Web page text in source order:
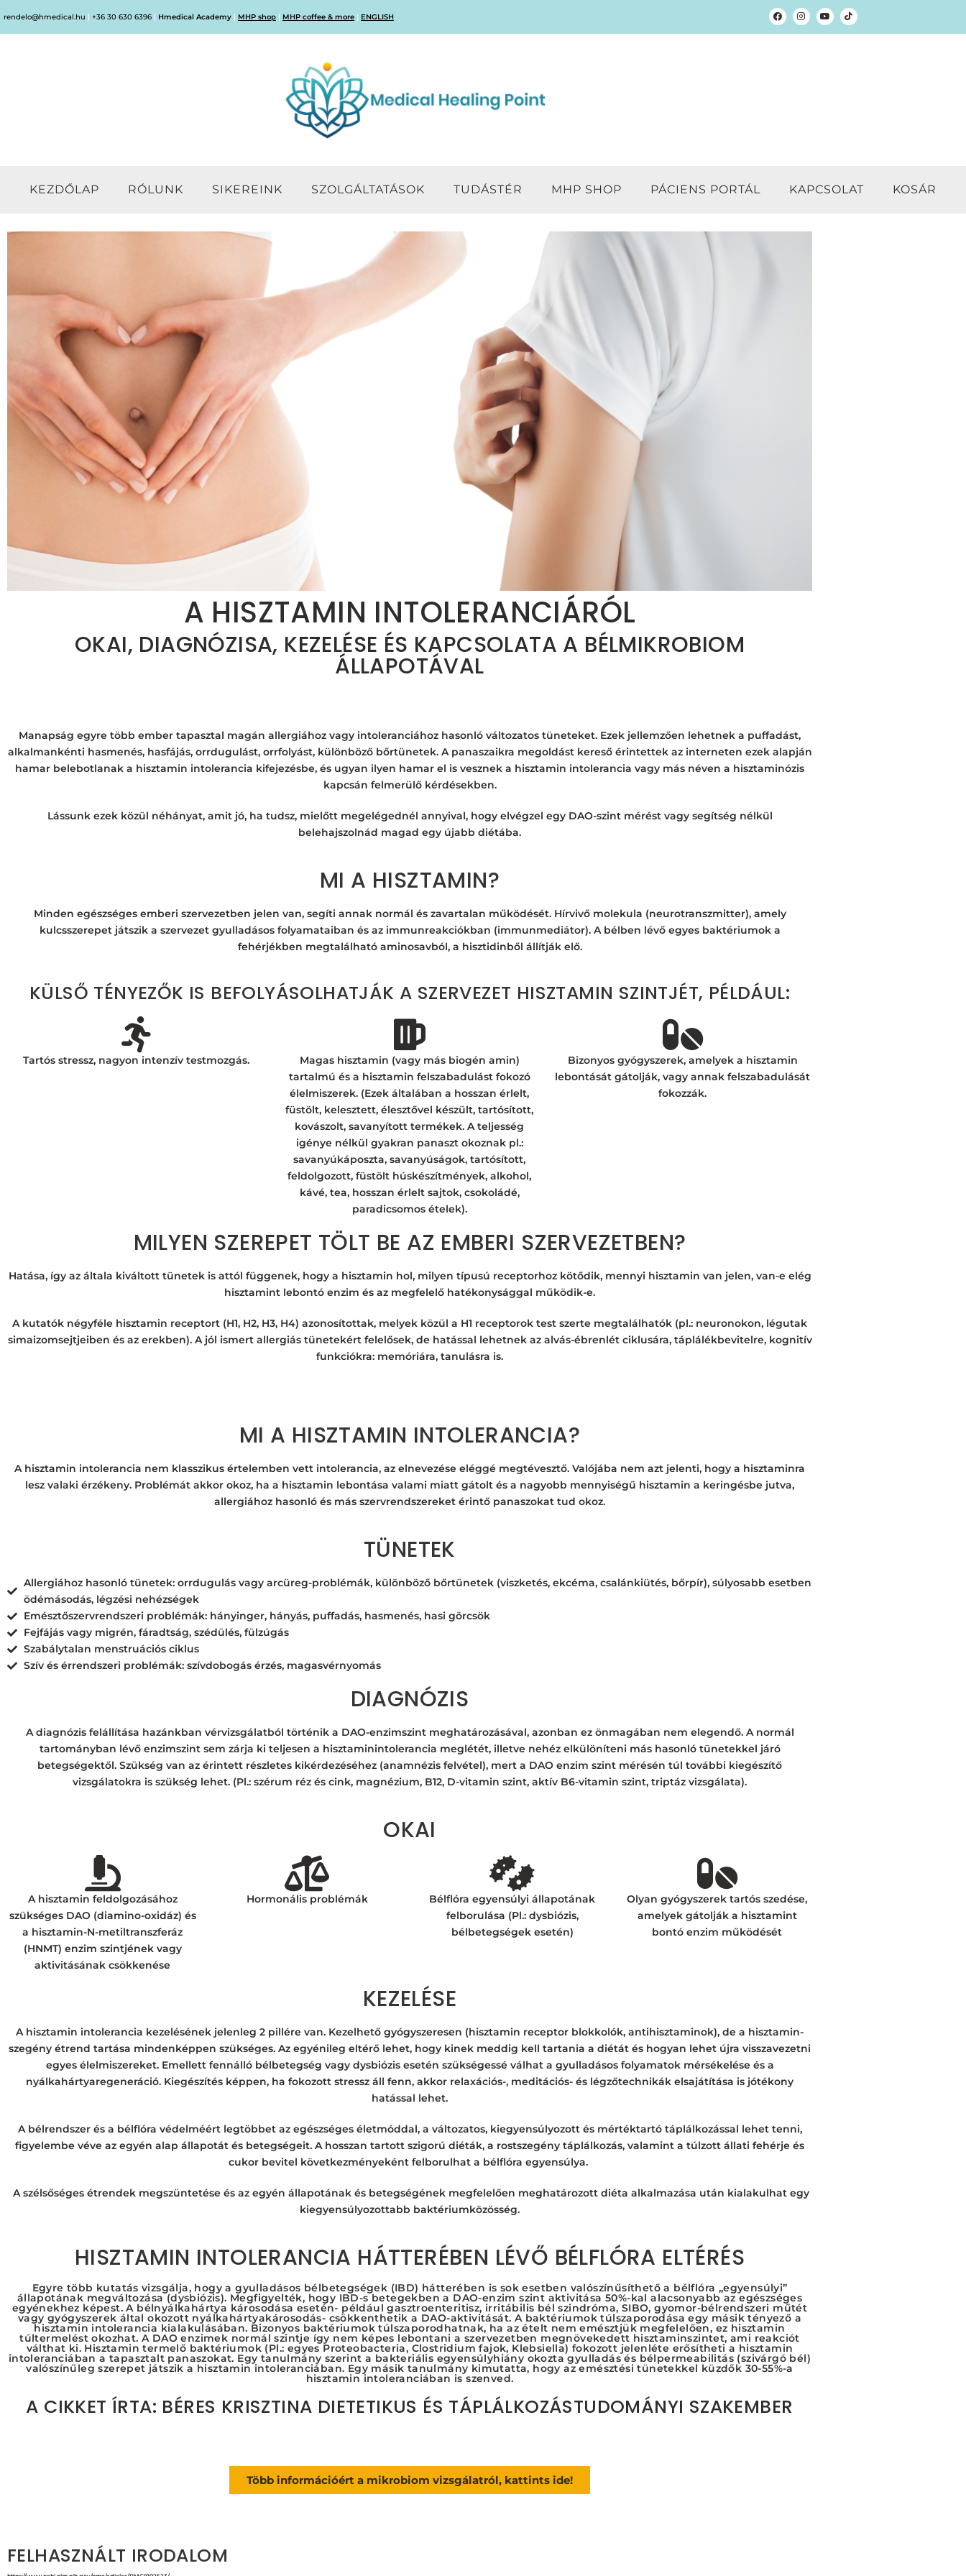
rendelo@hmedical.hu | +36 30 630 6396 | Hmedical Academy | MHP shop | MHP coffee & more | ENGLISH
KEZDŐLAP RÓLUNK SIKEREINK SZOLGÁLTATÁSOK TUDÁSTÉR MHP SHOP PÁCIENS PORTÁL KAPCSOLAT KOSÁR
A HISZTAMIN INTOLERANCIÁRÓL
OKAI, DIAGNÓZISA, KEZELÉSE ÉS KAPCSOLATA A BÉLMIKROBIOM
ÁLLAPOTÁVAL
Manapság egyre több ember tapasztal magán allergiához vagy intoleranciához hasonló változatos tüneteket. Ezek jellemzően lehetnek a puffadást,
alkalmankénti hasmenés, hasfájás, orrdugulást, orrfolyást, különböző bőrtünetek. A panaszaikra megoldást kereső érintettek az interneten ezek alapján
hamar belebotlanak a hisztamin intolerancia kifejezésbe, és ugyan ilyen hamar el is vesznek a hisztamin intolerancia vagy más néven a hisztaminózis
kapcsán felmerülő kérdésekben.
Lássunk ezek közül néhányat, amit jó, ha tudsz, mielőtt megelégednél annyival, hogy elvégzel egy DAO-szint mérést vagy segítség nélkül
belehajszolnád magad egy újabb diétába.
MI A HISZTAMIN?
Minden egészséges emberi szervezetben jelen van, segíti annak normál és zavartalan működését. Hírvivő molekula (neurotranszmitter), amely
kulcsszerepet játszik a szervezet gyulladásos folyamataiban és az immunreakciókban (immunmediátor). A bélben lévő egyes baktériumok a
fehérjékben megtalálható aminosavból, a hisztidinből állítják elő.
KÜLSŐ TÉNYEZŐK IS BEFOLYÁSOLHATJÁK A SZERVEZET HISZTAMIN SZINTJÉT, PÉLDÁUL:
Tartós stressz, nagyon intenzív testmozgás.
Magas hisztamin (vagy más biogén amin)
tartalmú és a hisztamin felszabadulást fokozó
élelmiszerek. (Ezek általában a hosszan érlelt,
füstölt, kelesztett, élesztővel készült, tartósított,
kovászolt, savanyított termékek. A teljesség
igénye nélkül gyakran panaszt okoznak pl.:
savanyúkáposzta, savanyúságok, tartósított,
feldolgozott, füstölt húskészítmények, alkohol,
kávé, tea, hosszan érlelt sajtok, csokoládé,
paradicsomos ételek).
Bizonyos gyógyszerek, amelyek a hisztamin
lebontását gátolják, vagy annak felszabadulását
fokozzák.
MILYEN SZEREPET TÖLT BE AZ EMBERI SZERVEZETBEN?
Hatása, így az általa kiváltott tünetek is attól függenek, hogy a hisztamin hol, milyen típusú receptorhoz kötődik, mennyi hisztamin van jelen, van-e elég
hisztamint lebontó enzim és az megfelelő hatékonysággal működik-e.
A kutatók négyféle hisztamin receptort (H1, H2, H3, H4) azonosítottak, melyek közül a H1 receptorok test szerte megtalálhatók (pl.: neuronokon, légutak
simaizomsejtjeiben és az erekben). A jól ismert allergiás tünetekért felelősek, de hatással lehetnek az alvás-ébrenlét ciklusára, táplálékbevitelre, kognitív
funkciókra: memóriára, tanulásra is.
MI A HISZTAMIN INTOLERANCIA?
A hisztamin intolerancia nem klasszikus értelemben vett intolerancia, az elnevezése eléggé megtévesztő. Valójába nem azt jelenti, hogy a hisztaminra
lesz valaki érzékeny. Problémát akkor okoz, ha a hisztamin lebontása valami miatt gátolt és a nagyobb mennyiségű hisztamin a keringésbe jutva,
allergiához hasonló és más szervrendszereket érintő panaszokat tud okoz.
TÜNETEK
Allergiához hasonló tünetek: orrdugulás vagy arcüreg-problémák, különböző bőrtünetek (viszketés, ekcéma, csalánkiütés, bőrpír), súlyosabb esetben
ödémásodás, légzési nehézségek
Emésztőszervrendszeri problémák: hányinger, hányás, puffadás, hasmenés, hasi görcsök
Fejfájás vagy migrén, fáradtság, szédülés, fülzúgás
Szabálytalan menstruációs ciklus
Szív és érrendszeri problémák: szívdobogás érzés, magasvérnyomás
DIAGNÓZIS
A diagnózis felállítása hazánkban vérvizsgálatból történik a DAO-enzimszint meghatározásával, azonban ez önmagában nem elegendő. A normál
tartományban lévő enzimszint sem zárja ki teljesen a hisztaminintolerancia meglétét, illetve nehéz elkülöníteni más hasonló tünetekkel járó
betegségektől. Szükség van az érintett részletes kikérdezéséhez (anamnézis felvétel), mert a DAO enzim szint mérésén túl további kiegészítő
vizsgálatokra is szükség lehet. (Pl.: szérum réz és cink, magnézium, B12, D-vitamin szint, aktív B6-vitamin szint, triptáz vizsgálata).
OKAI
A hisztamin feldolgozásához
szükséges DAO (diamino-oxidáz) és
a hisztamin-N-metiltranszferáz
(HNMT) enzim szintjének vagy
aktivitásának csökkenése
Hormonális problémák
Bélflóra egyensúlyi állapotának
felborulása (Pl.: dysbiózis,
bélbetegségek esetén)
Olyan gyógyszerek tartós szedése,
amelyek gátolják a hisztamint
bontó enzim működését
KEZELÉSE
A hisztamin intolerancia kezelésének jelenleg 2 pillére van. Kezelhető gyógyszeresen (hisztamin receptor blokkolók, antihisztaminok), de a hisztamin-
szegény étrend tartása mindenképpen szükséges. Az egyénileg eltérő lehet, hogy kinek meddig kell tartania a diétát és hogyan lehet újra visszavezetni
egyes élelmiszereket. Emellett fennálló bélbetegség vagy dysbiózis esetén szükségessé válhat a gyulladásos folyamatok mérsékelése és a
nyálkahártyaregeneráció. Kiegészítés képpen, ha fokozott stressz áll fenn, akkor relaxációs-, meditációs- és légzőtechnikák elsajátítása is jótékony
hatással lehet.
A bélrendszer és a bélflóra védelméért legtöbbet az egészséges életmóddal, a változatos, kiegyensúlyozott és mértéktartó táplálkozással lehet tenni,
figyelembe véve az egyén alap állapotát és betegségeit. A hosszan tartott szigorú diéták, a rostszegény táplálkozás, valamint a túlzott állati fehérje és
cukor bevitel következményeként felborulhat a bélflóra egyensúlya.
A szélsőséges étrendek megszüntetése és az egyén állapotának és betegségének megfelelően meghatározott diéta alkalmazása után kialakulhat egy
kiegyensúlyozottabb baktériumközösség.
HISZTAMIN INTOLERANCIA HÁTTERÉBEN LÉVŐ BÉLFLÓRA ELTÉRÉS
Egyre több kutatás vizsgálja, hogy a gyulladásos bélbetegségek (IBD) hátterében is sok esetben valószínűsíthető a bélflóra „egyensúlyi”
állapotának megváltozása (dysbiózis). Megfigyelték, hogy IBD-s betegekben a DAO-enzim szint aktivitása 50%-kal alacsonyabb az egészséges
egyénekhez képest. A bélnyálkahártya károsodása esetén- például gasztroenteritisz, irritábilis bél szindróma, SIBO, gyomor-bélrendszeri műtét
vagy gyógyszerek által okozott nyálkahártyakárosodás- csökkenthetik a DAO-aktivitását. A baktériumok túlszaporodása egy másik tényező a
hisztamin intolerancia kialakulásában. Bizonyos baktériumok túlszaporodhatnak, ha az ételt nem emésztjük megfelelően, ez hisztamin
túltermelést okozhat. A DAO enzimek normál szintje így nem képes lebontani a szervezetben megnövekedett hisztaminszintet, ami reakciót
válthat ki. Hisztamin termelő baktériumok (Pl.: egyes Proteobacteria, Clostridium fajok, Klebsiella) fokozott jelenléte erősítheti a hisztamin
intoleranciában a tapasztalt panaszokat. Egy tanulmány szerint a bakteriális egyensúlyhiány okozta gyulladás és bélpermeabilitás (szivárgó bél)
valószínűleg szerepet játszik a hisztamin intoleranciában. Egy másik tanulmány kimutatta, hogy az emésztési tünetekkel küzdők 30-55%-a
hisztamin intoleranciában is szenved.
A CIKKET ÍRTA: BÉRES KRISZTINA DIETETIKUS ÉS TÁPLÁLKOZÁSTUDOMÁNYI SZAKEMBER
Több információért a mikrobiom vizsgálatról, kattints ide!
FELHASZNÁLT IRODALOM